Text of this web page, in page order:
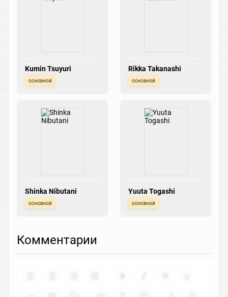
Kumin Tsuyuri
основной
Rikka Takanashi
основной
Shinka Nibutani
основной
Yuuta Togashi
основной
Комментарии